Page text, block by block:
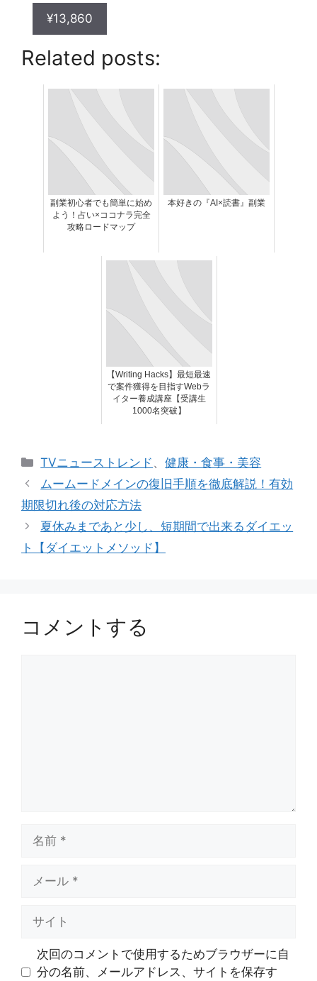
¥13,860
Related posts:
副業初心者でも簡単に始め
よう！占い×ココナラ完全
攻略ロードマップ
本好きの『AI×読書』副業
【Writing Hacks】最短最速
で案件獲得を目指すWebラ
イター養成講座【受講生
1000名突破】
カ
テ
リ
ー
TVニューストレンド 、健康・食事・美容
ムームードメインの復旧手順を徹底解説！有効
期限切れ後の対応方法
夏休みまであと少し、短期間で出来るダイエッ
ト【ダイエットメソッド】
コメントする
次回のコメントで使用するためブラウザーに自
分の名前、メールアドレス、サイトを保存す